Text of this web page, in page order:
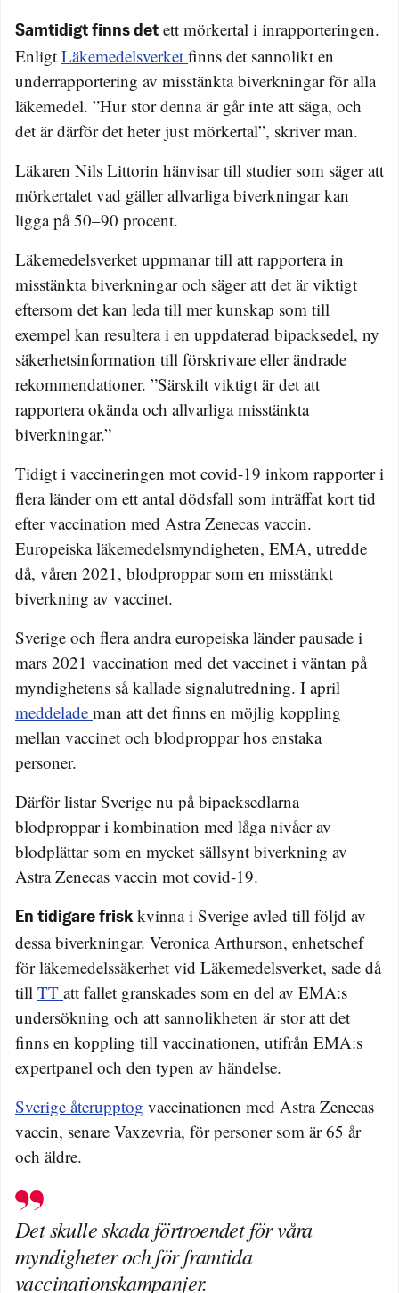
Samtidigt finns det ett mörkertal i inrapporteringen.
Enligt Läkemedelsverket finns det sannolikt en
underrapportering av misstänkta biverkningar för alla
läkemedel. ”Hur stor denna är går inte att säga, och
det är därför det heter just mörkertal”, skriver man.
Läkaren Nils Littorin hänvisar till studier som säger att
mörkertalet vad gäller allvarliga biverkningar kan
ligga på 50–90 procent.
Läkemedelsverket uppmanar till att rapportera in
misstänkta biverkningar och säger att det är viktigt
eftersom det kan leda till mer kunskap som till
exempel kan resultera i en uppdaterad bipacksedel, ny
säkerhetsinformation till förskrivare eller ändrade
rekommendationer. ”Särskilt viktigt är det att
rapportera okända och allvarliga misstänkta
biverkningar.”
Tidigt i vaccineringen mot covid-19 inkom rapporter i
flera länder om ett antal dödsfall som inträffat kort tid
efter vaccination med Astra Zenecas vaccin.
Europeiska läkemedelsmyndigheten, EMA, utredde
då, våren 2021, blodproppar som en misstänkt
biverkning av vaccinet.
Sverige och flera andra europeiska länder pausade i
mars 2021 vaccination med det vaccinet i väntan på
myndighetens så kallade signalutredning. I april
meddelade man att det finns en möjlig koppling
mellan vaccinet och blodproppar hos enstaka
personer.
Därför listar Sverige nu på bipacksedlarna
blodproppar i kombination med låga nivåer av
blodplättar som en mycket sällsynt biverkning av
Astra Zenecas vaccin mot covid-19.
En tidigare friskkvinna i Sverige avled till följd av
dessa biverkningar. Veronica Arthurson, enhetschef
för läkemedelssäkerhet vid Läkemedelsverket, sade då
till TT att fallet granskades som en del av EMA:s
undersökning och att sannolikheten är stor att det
finns en koppling till vaccinationen, utifrån EMA:s
expertpanel och den typen av händelse.
Sverige återupptog vaccinationen med Astra Zenecas
vaccin, senare Vaxzevria, för personer som är 65 år
och äldre.
Det skulle skada förtroendet för våra
myndigheter och för framtida
vaccinationskampanjer.